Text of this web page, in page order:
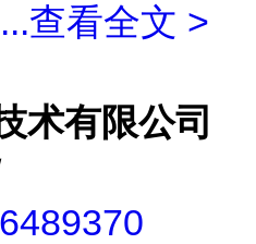
...查看全文 >
术有限公司